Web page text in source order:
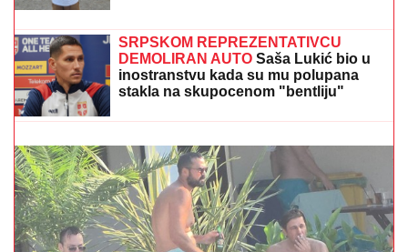
i Munjez oči u oči, on progovorio o
tužbama: "Pretila mi je, pokazao sam
joj dokaze" (VIDEO)